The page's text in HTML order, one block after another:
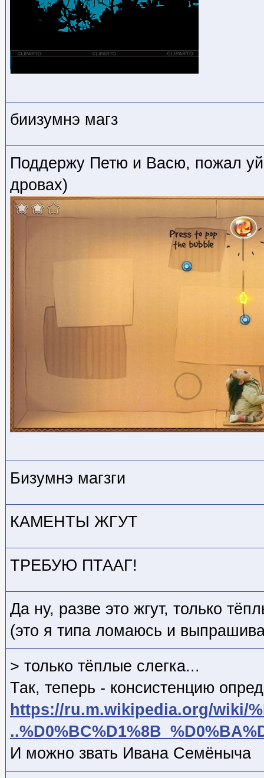
биизумнэ магз
Поддержу Петю и Васю, пожал
дровах)
Бизумнэ магзги
КАМЕНТЫ ЖГУТ
ТРЕБУЮ ПТААГ!
Да ну, разве это жгут, только
(это я типа ломаюсь и
> только тёплые слегка...
Так, теперь - консистенцию
https://ru.m.wikipedia.org/wiki/
И можно звать Ивана Семёныча